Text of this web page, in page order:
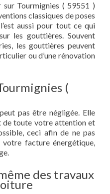
Tourmignies ( 59551 )
classiques de poses
aussi pour tout ce qui
les gouttières. Souvent
les gouttières peuvent
ou d’une rénovation
(
pas être négligée. Elle
de toute votre attention et
ceci afin de ne pas
facture énergétique,
des travaux